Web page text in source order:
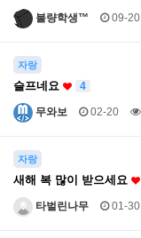
불량학생™ 09-20
자랑
슬프네요 4
무와보 02-20
자랑
새해 복 많이 받으세요
타벌린나무 01-30